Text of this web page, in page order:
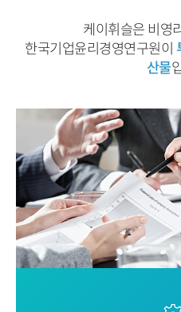
케이휘슬은 비영
한국기업윤리경영연구원이
산물